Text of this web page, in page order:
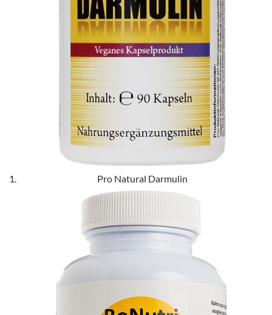
Pro Natural Darmulin